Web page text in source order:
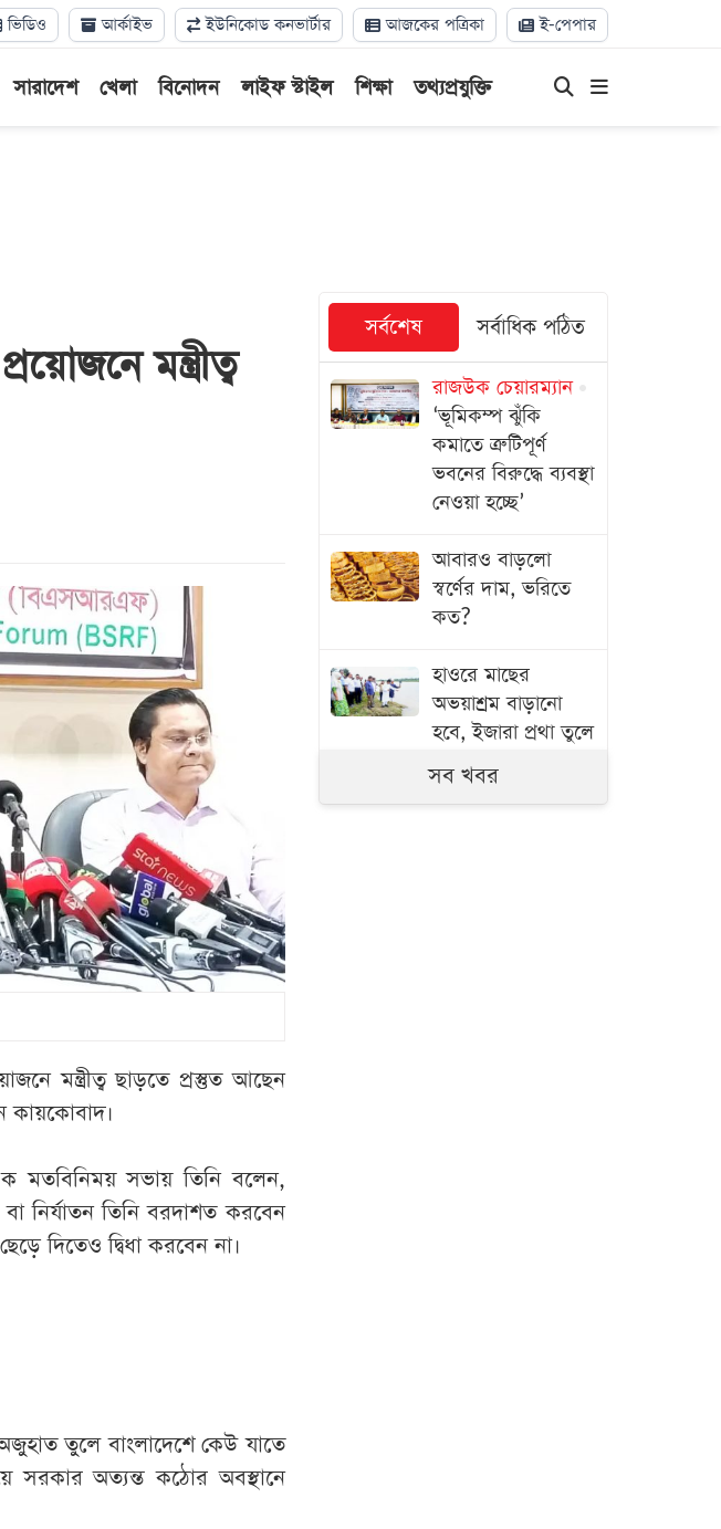
ভিডিও আর্কাইভ ইউনিকোড কনভার্টার আজকের পত্রিকা ই-পেপার
সারাদেশ খেলা বিনোদন লাইফ স্টাইল শিক্ষা তথ্যপ্রযুক্তি
মন্ত্রীত্ব
মন্ত্রীত্ব ছাড়তে প্রস্তুত আছেন
কায়কোবাদ।
মতবিনিময় সভায় তিনি বলেন,
নির্যাতন তিনি বরদাশত করবেন
দিতেও দ্বিধা করবেন না।
তুলে বাংলাদেশে কেউ যাতে
সরকার অত্যন্ত কঠোর অবস্থানে
সর্বশেষ সর্বাধিক পঠিত
রাজউক চেয়ারম্যান
‘ভূমিকম্প ঝুঁকি
কমাতে ত্রুটিপূর্ণ
ভবনের বিরুদ্ধে ব্যবস্থা
নেওয়া হচ্ছে’
আবারও বাড়লো
স্বর্ণের দাম, ভরিতে
কত?
হাওরে মাছের
অভয়াশ্রম বাড়ানো
হবে, ইজারা প্রথা তুলে
দেওয়ার উদ্যোগ:
কৃষিমন্ত্রী
সব খবর